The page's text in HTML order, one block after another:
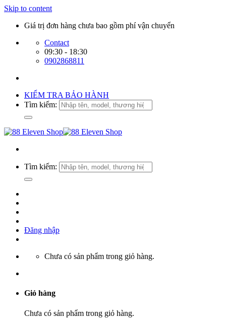
Skip to content
Giá trị đơn hàng chưa bao gồm phí vận chuyển
Contact
09:30 - 18:30
0902868811
KIỂM TRA BẢO HÀNH
Tìm kiếm:
Tìm kiếm:
Đăng nhập
Chưa có sản phẩm trong giỏ hàng.
Giỏ hàng
Chưa có sản phẩm trong giỏ hàng.